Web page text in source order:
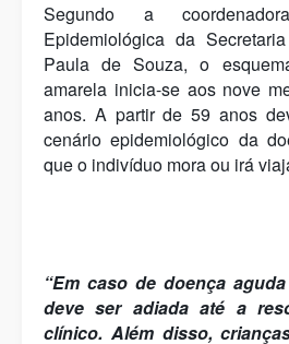
Segundo a
Epidemiológica da
Paula de Souza, o
amarela inicia-se aos nove
anos. A partir de 59 anos
cenário epidemiológico da
que o indivíduo mora ou irá
“Em caso de doença
deve ser adiada até a
clínico. Além disso,